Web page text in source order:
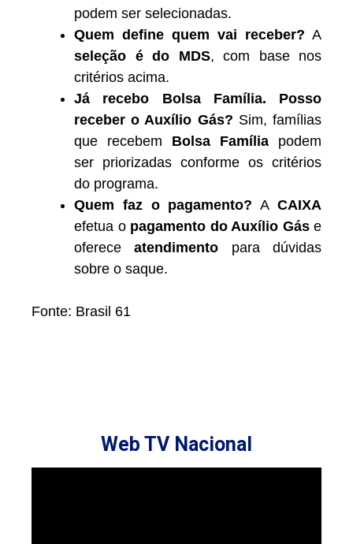
podem ser selecionadas.
Quem define quem vai receber? A
seleção é do MDS, com base nos
critérios acima.
Já recebo Bolsa Família. Posso
receber o Auxílio Gás? Sim, famílias
que recebem Bolsa Família podem
ser priorizadas conforme os critérios
do programa.
Quem faz o pagamento? ACAIXA
efetua o pagamento do Auxílio Gáse
ofereceatendimento para dúvidas
sobre o saque.
Fonte: Brasil 61
Web TV Nacional